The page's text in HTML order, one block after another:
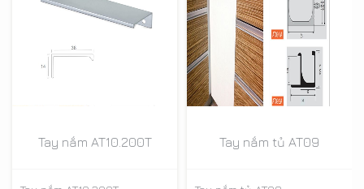
Tay nắm AT10.200T Tay nắm tủ AT09